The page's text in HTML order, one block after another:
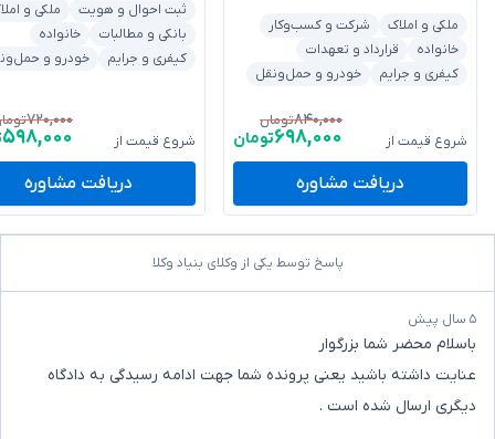
ملکی و املاک
شرکت و کسب‌وکار
خانواده
قرارداد و تعهدات
کیفری و جرایم
خودرو و حمل‌ونقل
شروع قیمت از
۸۴۰,۰۰۰تومان
۶۹۸,۰۰۰تومان
دریافت مشاوره
ثبت احوال و هویت
ملکی و
بانکی و مطالبات
خانواده
کیفری و جرایم
خودرو و
شروع قیمت از
۷۲۰,۰۰۰
۵۹۸,۰۰۰
دریافت مشاوره
پاسخ توسط یکی از وکلای بنیاد وکلا
۵ سال پیش
باسلام محضر شما بزرگوار
عنایت داشته باشید یعنی پرونده شما جهت ادامه رسیدگی به دادگاه
دیگری ارسال شده است .